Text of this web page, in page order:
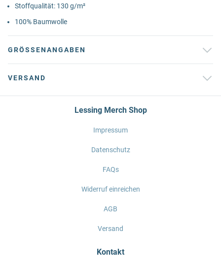
Stoffqualität: 130 g/m²
100% Baumwolle
GRÖSSENANGABEN
VERSAND
Lessing Merch Shop
Impressum
Datenschutz
FAQs
Widerruf einreichen
AGB
Versand
Kontakt